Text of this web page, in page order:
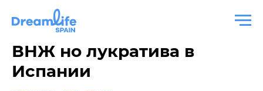
ВНЖ но лукратива в
Испании